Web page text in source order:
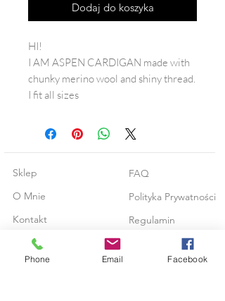
Dodaj do koszyka
HI!
I AM ASPEN CARDIGAN made with
chunky merino wool and shiny thread.
I fit all sizes
Sklep
O Mnie
Kontakt
FAQ
Polityka Prywatności
Regulamin
Phone Email Facebook